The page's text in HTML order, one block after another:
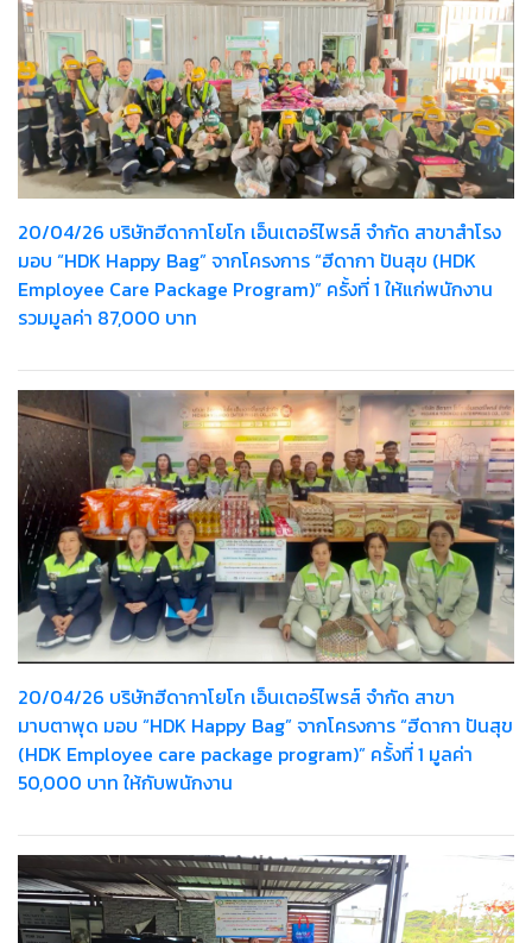
20/04/26 บริษัทฮีดากาโยโก เอ็นเตอร์ไพรส์ จำกัด สาขาสำโรง
มอบ “HDK Happy Bag” จากโครงการ “ฮีดากา ปันสุข (HDK
Employee Care Package Program)” ครั้งที่ 1 ให้แก่พนักงาน
รวมมูลค่า 87,000 บาท
20/04/26 บริษัทฮีดากาโยโก เอ็นเตอร์ไพรส์ จำกัด สาขา
มาบตาพุด มอบ “HDK Happy Bag” จากโครงการ “ฮีดากา ปันสุข
(HDK Employee care package program)” ครั้งที่ 1 มูลค่า
50,000 บาท ให้กับพนักงาน